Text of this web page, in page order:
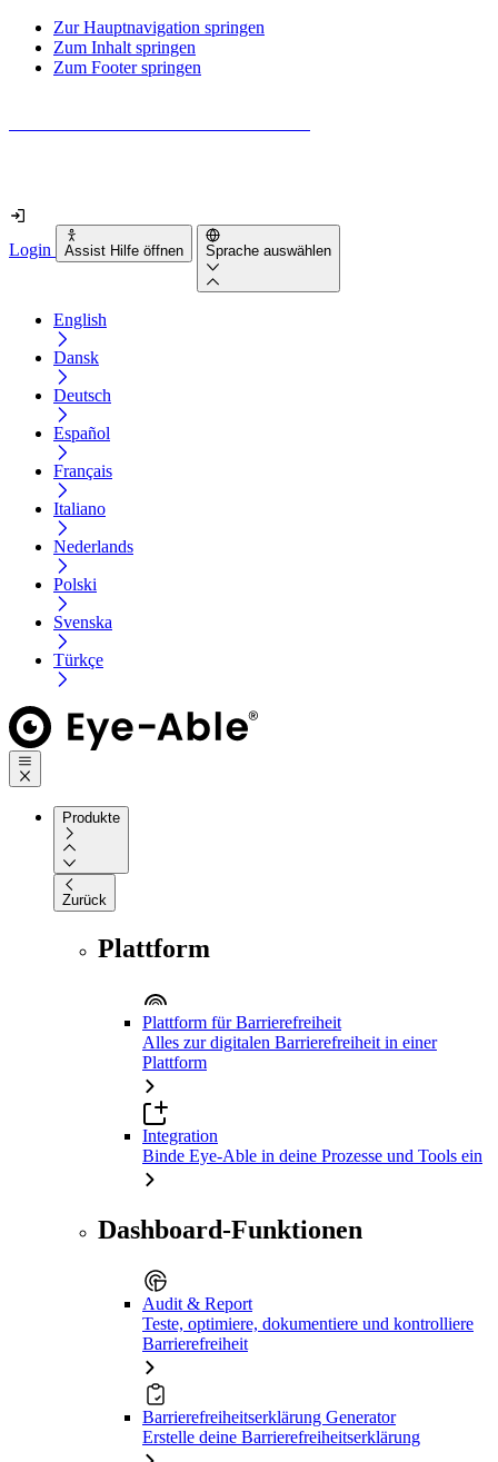
Zur Hauptnavigation springen
Zum Inhalt springen
Zum Footer springen
Login Assist Hilfe öffnen Sprache auswählen
English
Dansk
Deutsch
Español
Français
Italiano
Nederlands
Polski
Svenska
Türkçe
Produkte
Zurück
Plattform
Plattform für Barrierefreiheit
Alles zur digitalen Barrierefreiheit in einer
Plattform
Integration
Binde Eye-Able in deine Prozesse und Tools ein
Dashboard-Funktionen
Audit & Report
Teste, optimiere, dokumentiere und kontrolliere
Barrierefreiheit
Barrierefreiheitserklärung Generator
Erstelle deine Barrierefreiheitserklärung